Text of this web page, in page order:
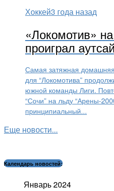
Хоккей3 года назад
«Локомотив»
проиграл
Самая затяжная
для “Локомотива”
южной команды Лиги.
“Сочи” на льду “Арены-
принципиальный...
Еще новости...
Календарь новостей:
Январь 2024